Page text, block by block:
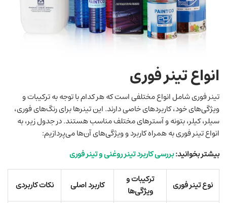
انواع تینر فوری
تینر فوری شامل انواع مختلفی است که هر کدام با توجه به ترکیبات و
ویژگی‌های خود، کاربردهای خاصی دارند. این تینرها برای رنگ‌های فوری،
سیلر، کیلر، بتونه و آسترهای مختلف مناسب هستند. در جدول زیر، به
انواع تینر فوری به همراه کاربرد و ویژگی‌های آن‌ها می‌پردازیم:
بیشتر بخوانید:بررسی کاربرد تینر روغنی و تینر فوری
نوع تینر فوری
ترکیبات و
ویژگی‌ها
کاربرد اصلی نکات کاربردی